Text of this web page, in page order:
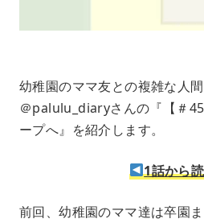
幼稚園のママ友との複雑な人
＠palulu_diaryさんの『【＃
ープへ』を紹介します。
1話から
前回、幼稚園のママ達は卒園